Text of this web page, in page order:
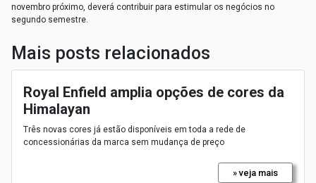
novembro próximo, deverá contribuir para estimular os negócios no
segundo semestre.
Mais posts relacionados
Royal Enfield amplia opções de cores da
Himalayan
Três novas cores já estão disponíveis em toda a rede de
concessionárias da marca sem mudança de preço
» veja mais